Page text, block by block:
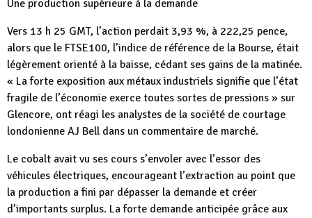
Une production supérieure à la demande
Vers 13 h 25 GMT, l’action perdait 3,93 %, à 222,25 pence,
alors que le FTSE100, l’indice de référence de la Bourse, était
légèrement orienté à la baisse, cédant ses gains de la matinée.
« La forte exposition aux métaux industriels signifie que l’état
fragile de l’économie exerce toutes sortes de pressions » sur
Glencore, ont réagi les analystes de la société de courtage
londonienne AJ Bell dans un commentaire de marché.
Le cobalt avait vu ses cours s’envoler avec l’essor des
véhicules électriques, encourageant l’extraction au point que
la production a fini par dépasser la demande et créer
d’importants surplus. La forte demande anticipée grâce aux